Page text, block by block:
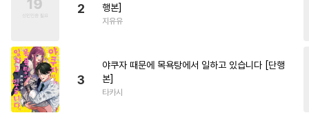
2
행본]
지유유
3
야쿠자 때문에 목욕탕에서 일하고 있습니다 [단행
본]
타카시